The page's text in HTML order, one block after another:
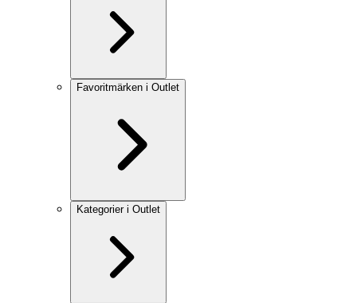
Favoritmärken i Outlet
Kategorier i Outlet